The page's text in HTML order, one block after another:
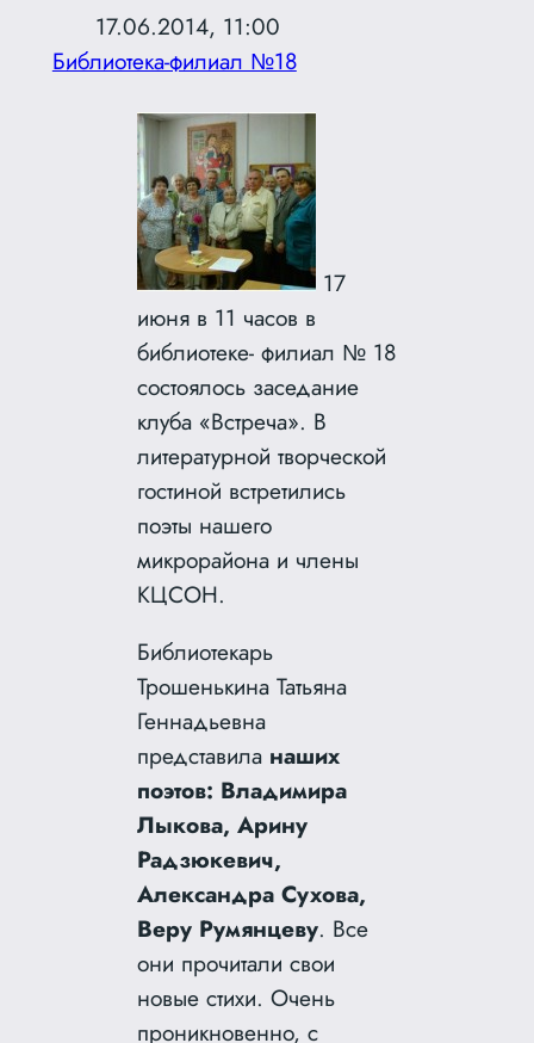
17.06.2014, 11:00
Библиотека-филиал №18
17
июня в 11 часов в
библиотеке- филиал № 18
состоялось заседание
клуба «Встреча». В
литературной творческой
гостиной встретились
поэты нашего
микрорайона и члены
КЦСОН.
Библиотекарь
Трошенькина Татьяна
Геннадьевна
представила наших
поэтов: Владимира
Лыкова, Арину
Радзюкевич,
Александра Сухова,
Веру Румянцеву. Все
они прочитали свои
новые стихи. Очень
проникновенно, с